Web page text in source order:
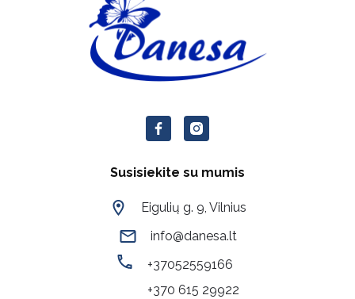
Susisiekite su mumis
Eigulių g. 9, Vilnius
info@danesa.lt
+37052559166
+370 615 29922